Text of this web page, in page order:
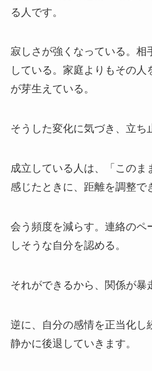
る人です。
寂しさが強くなっている。相
している。家庭よりもその人
が芽生えている。
そうした変化に気づき、立ち
成立している人は、「このま
感じたときに、距離を調整で
会う頻度を減らす。連絡のペ
しそうな自分を認める。
それができるから、関係が暴
逆に、自分の感情を正当化し
静かに後退していきます。